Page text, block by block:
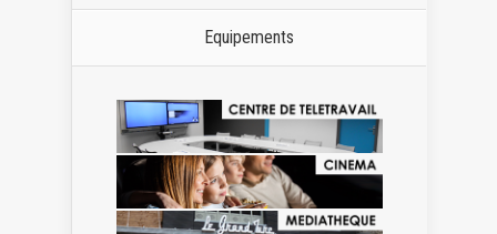
Equipements